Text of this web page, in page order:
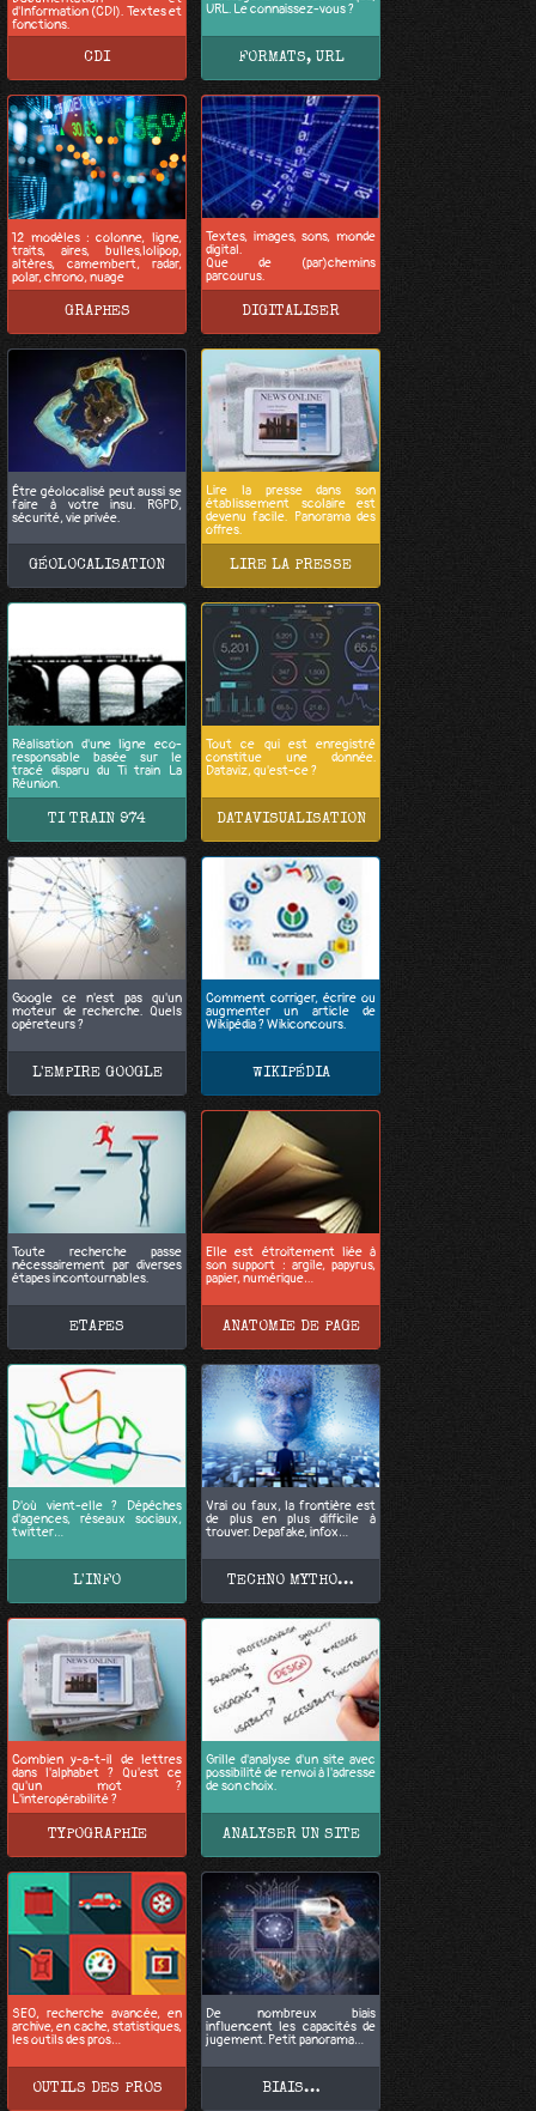
d'Information (CDI). Textes et
fonctions.
CDI
URL. Le connaissez-vous ?
FORMATS, URL
12 modèles : colonne, ligne,
traits, aires, bulles,lolipop,
altères, camembert, radar,
polar, chrono, nuage
GRAPHES
Textes, images, sons, monde
digital.
Que de (par)chemins
parcourus.
DIGITALISER
Être géolocalisé peut aussi se
faire à votre insu. RGPD,
sécurité, vie privée.
GÉOLOCALISATION
Lire la presse dans son
établissement scolaire est
devenu facile. Panorama des
offres.
LIRE LA PRESSE
Réalisation d'une ligne eco-
responsable basée sur le
tracé disparu du Ti train La
Réunion.
TI TRAIN 974
Tout ce qui est enregistré
constitue une donnée.
Dataviz, qu'est-ce ?
DATAVISUALISATION
Google ce n'est pas qu'un
moteur de recherche. Quels
opéreteurs ?
L'EMPIRE GOOGLE
Comment corriger, écrire ou
augmenter un article de
Wikipédia ? Wikiconcours.
WIKIPÉDIA
Toute recherche passe
nécessairement par diverses
étapes incontournables.
ETAPES
Elle est étroitement liée à
son support : argile, papyrus,
papier, numérique…
ANATOMIE DE PAGE
D'où vient-elle ? Dépêches
d'agences, réseaux sociaux,
twitter…
L'INFO
Vrai ou faux, la frontière est
de plus en plus difficile à
trouver. Depafake, infox…
TECHNO MYTHO…
Combien y-a-t-il de lettres
dans l'alphabet ? Qu'est ce
qu'un mot ?
L'interopérabilité ?
TYPOGRAPHIE
Grille d'analyse d'un site avec
possibilité de renvoi à l'adresse
de son choix.
ANALYSER UN SITE
SEO, recherche avancée, en
archive, en cache, statistiques,
les outils des pros…
OUTILS DES PROS
De nombreux biais
influencent les capacités de
jugement. Petit panorama…
BIAIS…